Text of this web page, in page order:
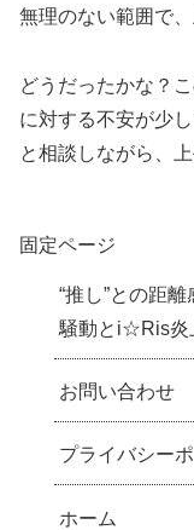
無理のない範囲で
どうだったかな？
に対する不安が少
と相談しながら、
固定ページ
“推し”との距
騒動とi☆Ris炎
お問い合わせ
プライバシー
ホーム